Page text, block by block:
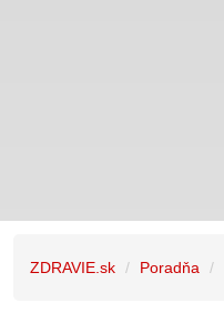
ZDRAVIE.sk Poradňa